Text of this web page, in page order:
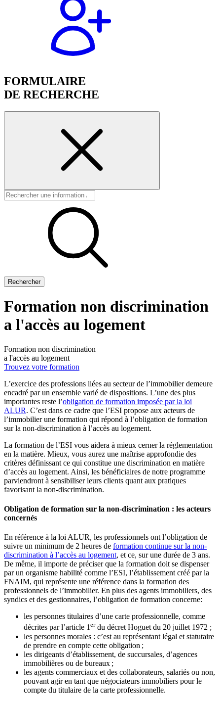
FORMULAIRE
DE RECHERCHE
Rechercher
Formation non discrimination
a l'accès au logement
Formation non discrimination
a l'accès au logement
Trouvez votre formation
L’exercice des professions liées au secteur de l’immobilier demeure
encadré par un ensemble varié de dispositions. L’une des plus
importantes reste l’obligation de formation imposée par la loi
ALUR. C’est dans ce cadre que l’ESI propose aux acteurs de
l’immobilier une formation qui répond à l’obligation de formation
sur la non-discrimination à l’accès au logement.
La formation de l’ESI vous aidera à mieux cerner la réglementation
en la matière. Mieux, vous aurez une maîtrise approfondie des
critères définissant ce qui constitue une discrimination en matière
d’accès au logement. Ainsi, les bénéficiaires de notre programme
parviendront à sensibiliser leurs clients quant aux pratiques
favorisant la non-discrimination.
Obligation de formation sur la non-discrimination : les acteurs
concernés
En référence à la loi ALUR, les professionnels ont l’obligation de
suivre un minimum de 2 heures de formation continue sur la non-
discrimination à l’accès au logement, et ce, sur une durée de 3 ans.
De même, il importe de préciser que la formation doit se dispenser
par un organisme habilité comme l’ESI, l’établissement créé par la
FNAIM, qui représente une référence dans la formation des
professionnels de l’immobilier. En plus des agents immobiliers, des
syndics et des gestionnaires, l’obligation de formation concerne:
les personnes titulaires d’une carte professionnelle, comme
décrites par l’article 1erdu décret Hoguet du 20 juillet 1972 ;
les personnes morales : c’est au représentant légal et statutaire
de prendre en compte cette obligation ;
les dirigeants d’établissement, de succursales, d’agences
immobilières ou de bureaux ;
les agents commerciaux et des collaborateurs, salariés ou non,
pouvant agir en tant que négociateurs immobiliers pour le
compte du titulaire de la carte professionnelle.